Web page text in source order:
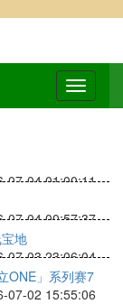
07-04 01:00:11
07-04 00:57:37
地
07-03 23:06:04
ONE」系列赛7
07-02 15:55:06